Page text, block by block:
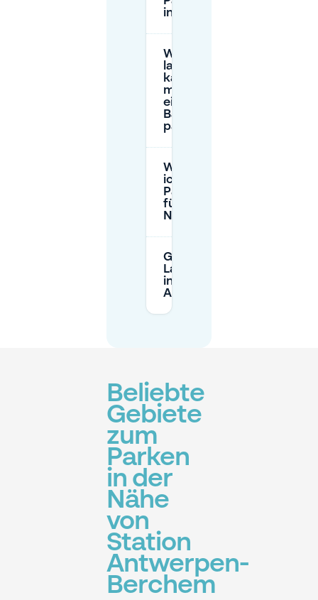
in Berchem?
Wie
lange
kann
man an
einem
Bahnhof
parken?
Wie kaufe
ich ein
Parkticket
für die
NMBS?
Gibt es
in der Nähe des Bahnhofs
Antwerpen-Berchem?
Beliebte
Gebiete
zum
Parken
in der
Nähe
von
Station
Antwerpen-
Berchem